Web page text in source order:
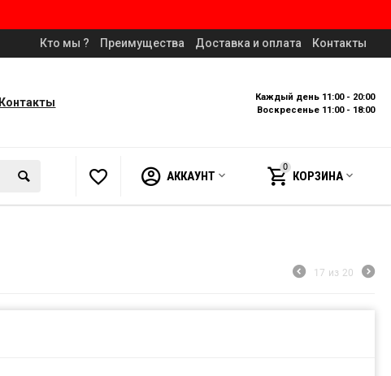
Кто мы ? Преимущества Доставка и оплата Контакты
Контакты
Каждый день 11:00 - 20:00
Воскресенье 11:00 - 18:00
0
КОРЗИНА
АККАУНТ
17 из 20